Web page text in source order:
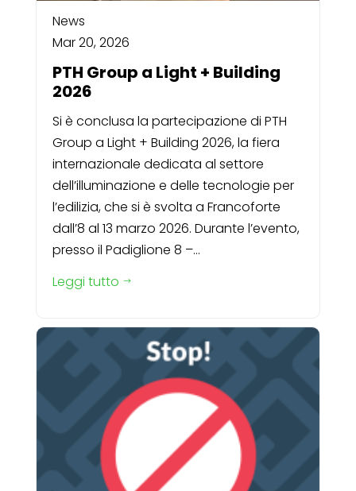
News
Mar 20, 2026
PTH Group a Light + Building
2026
Si è conclusa la partecipazione di PTH
Group a Light + Building 2026, la fiera
internazionale dedicata al settore
dell’illuminazione e delle tecnologie per
l’edilizia, che si è svolta a Francoforte
dall’8 al 13 marzo 2026. Durante l’evento,
presso il Padiglione 8 –...
Leggi tutto $